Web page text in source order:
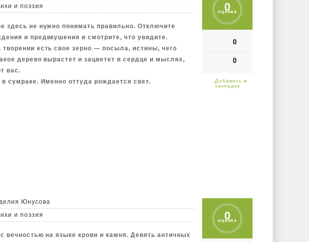
0
оценка
0
0
и поэзия
здесь не нужно понимать правильно. Отключите
и предвкушения и смотрите, что увидите.
есть свое зерно — посыла, истины, чего
дерево вырастет и зацветет в сердце и мыслях,
вас.
сумраке. Именно оттуда рождается свет.
0
оценка
Юнусова
и поэзия
с вечностью на языке крови и камня. Девять античных